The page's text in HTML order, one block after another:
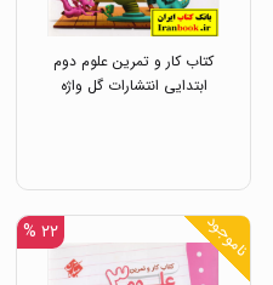
کتاب کار و تمرین علوم دوم
ابتدایی انتشارات گل واژه
ناموجود ۲۲ %